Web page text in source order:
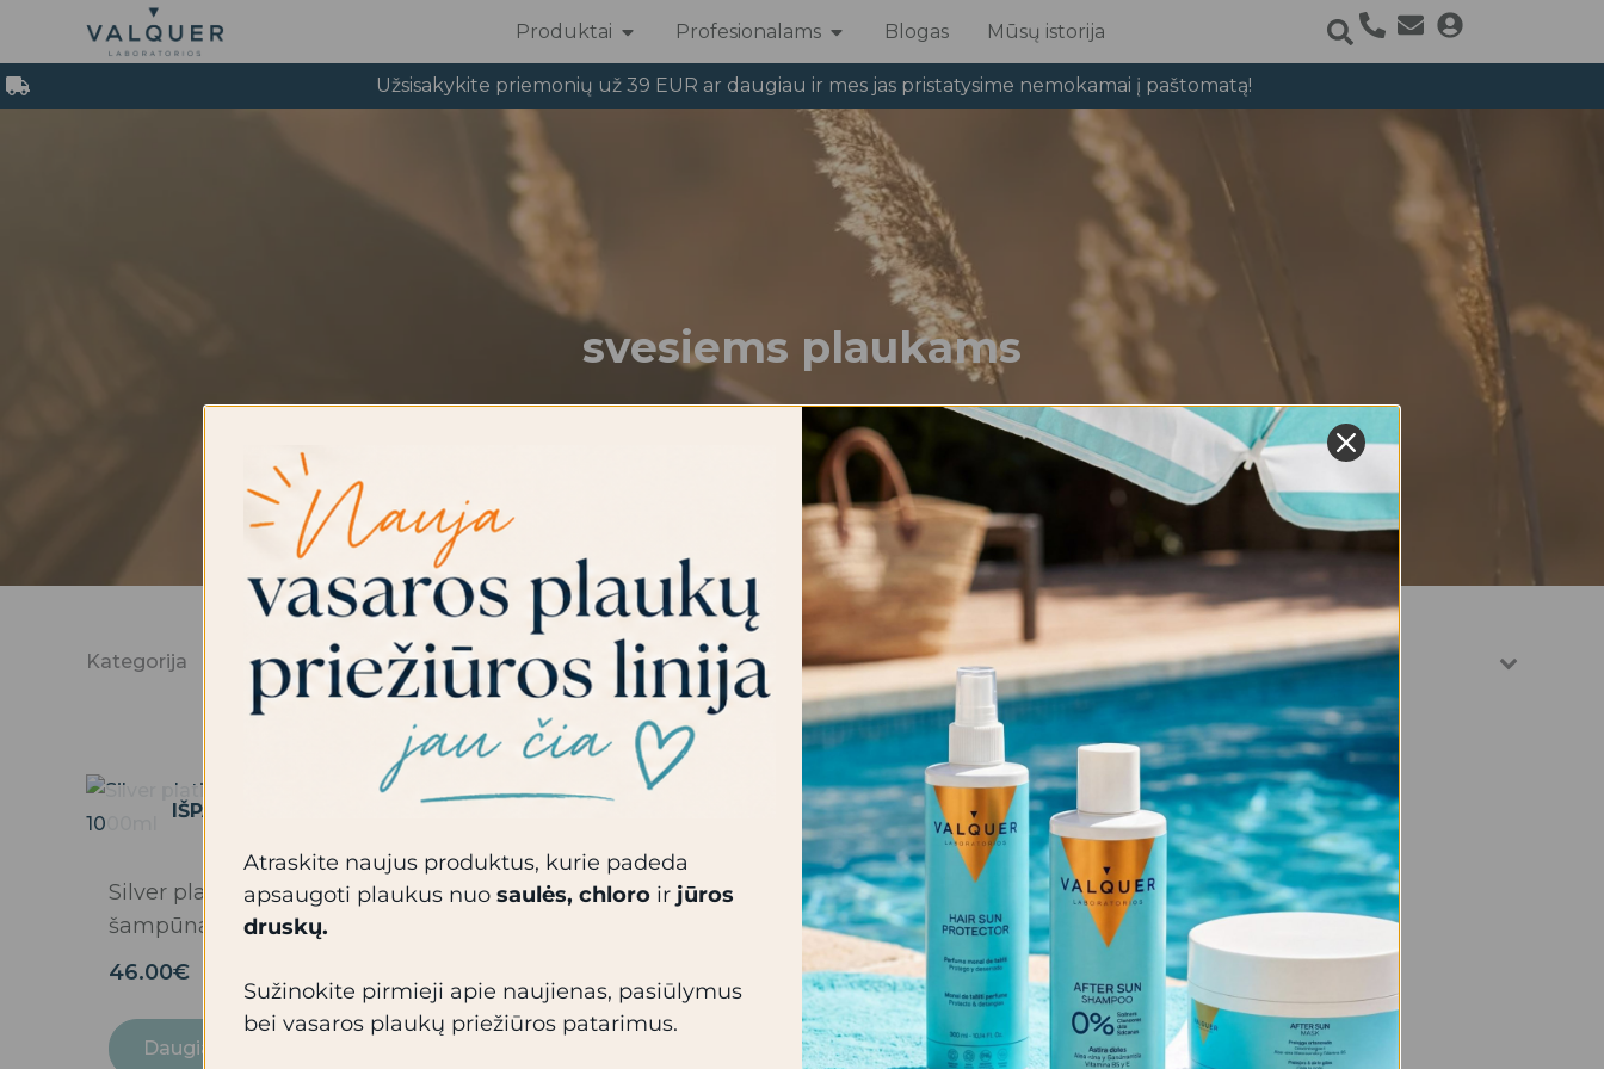
turinio
Produktai Open Produktai
Profesionalams Open Profesionalams
Blogas Mūsų istorija
Užsisakykite priemonių už 39 EUR ar daugiau ir mes jas pristatysime nemokamai į paštomatą!
svesiems plaukams
Kategorija
IŠPARDUOTA
Silver platinum
šampūnas 1000ml
46.00€
Daugiau
Atraskite naujus produktus, kurie padeda
apsaugoti plaukus nuo saulės, chloro ir jūros
druskų.
Sužinokite pirmieji apie naujienas, pasiūlymus
bei vasaros plaukų priežiūros patarimus.